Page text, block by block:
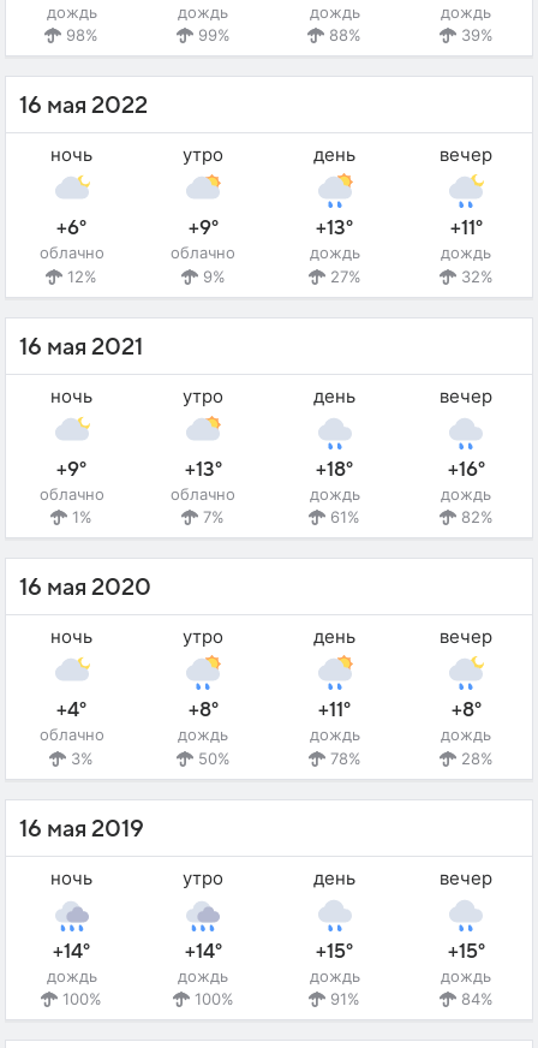
дождь
98%
дождь
99%
дождь
88%
дождь
39%
16 мая 2022
ночь
+6°
облачно
12%
утро
+9°
облачно
9%
день
+13°
дождь
27%
вечер
+11°
дождь
32%
16 мая 2021
ночь
+9°
облачно
1%
утро
+13°
облачно
7%
день
+18°
дождь
61%
вечер
+16°
дождь
82%
16 мая 2020
ночь
+4°
облачно
3%
утро
+8°
дождь
50%
день
+11°
дождь
78%
вечер
+8°
дождь
28%
16 мая 2019
ночь
+14°
дождь
100%
утро
+14°
дождь
100%
день
+15°
дождь
91%
вечер
+15°
дождь
84%